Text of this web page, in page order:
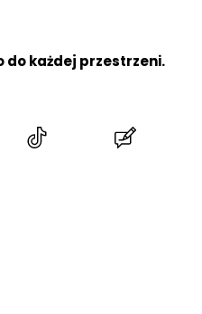
do każdej przestrzeni.
(Otwiera
(Otwiera